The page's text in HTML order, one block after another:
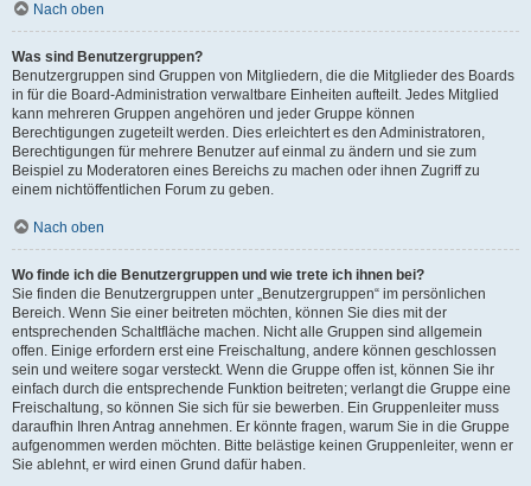
Nach oben
Was sind Benutzergruppen?
Benutzergruppen sind Gruppen von Mitgliedern, die die Mitglieder des Boards
in für die Board-Administration verwaltbare Einheiten aufteilt. Jedes Mitglied
kann mehreren Gruppen angehören und jeder Gruppe können
Berechtigungen zugeteilt werden. Dies erleichtert es den Administratoren,
Berechtigungen für mehrere Benutzer auf einmal zu ändern und sie zum
Beispiel zu Moderatoren eines Bereichs zu machen oder ihnen Zugriff zu
einem nichtöffentlichen Forum zu geben.
Nach oben
Wo finde ich die Benutzergruppen und wie trete ich ihnen bei?
Sie finden die Benutzergruppen unter „Benutzergruppen“ im persönlichen
Bereich. Wenn Sie einer beitreten möchten, können Sie dies mit der
entsprechenden Schaltfläche machen. Nicht alle Gruppen sind allgemein
offen. Einige erfordern erst eine Freischaltung, andere können geschlossen
sein und weitere sogar versteckt. Wenn die Gruppe offen ist, können Sie ihr
einfach durch die entsprechende Funktion beitreten; verlangt die Gruppe eine
Freischaltung, so können Sie sich für sie bewerben. Ein Gruppenleiter muss
daraufhin Ihren Antrag annehmen. Er könnte fragen, warum Sie in die Gruppe
aufgenommen werden möchten. Bitte belästige keinen Gruppenleiter, wenn er
Sie ablehnt, er wird einen Grund dafür haben.